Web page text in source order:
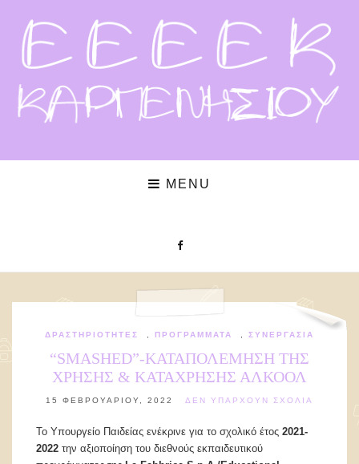
MENU
ΔΡΑΣΤΗΡΙΌΤΗΤΕΣ ΠΡΟΓΡΆΜΜΑΤΑ ΣΥΝΕΡΓΑΣΊΑ
“SMASHED”-ΚΑΤΑΠΟΛΕΜΗΣΗ ΤΗΣ
ΧΡΗΣΗΣ & ΚΑΤΑΧΡΗΣΗΣ ΑΛΚΟΟΛ
15 ΦΕΒΡΟΥΑΡΊΟΥ, 2022 ΔΕΝ ΥΠΆΡΧΟΥΝ ΣΧΌΛΙΑ
Το Υπουργείο Παιδείας ενέκρινε για το σχολικό έτος 2021-
2022 την αξιοποίηση του διεθνούς εκπαιδευτικού